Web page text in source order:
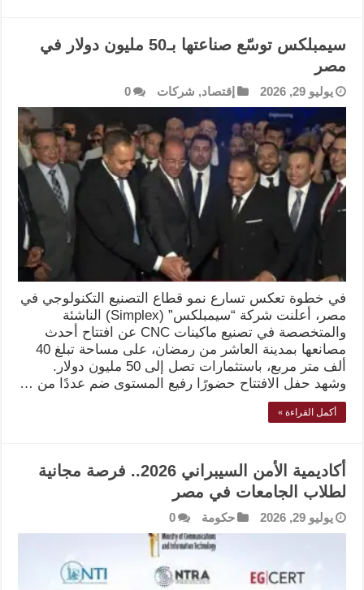
سيمبلكس توسّع صناعتها بـ50 مليون دولار في
مصر
يوليو 29, 2026 إقتصاد, شركات 0
في خطوة تعكس تسارع نمو قطاع التصنيع التكنولوجي في
مصر، أعلنت شركة “سيمبلكس” (Simplex) الناشئة
والمتخصصة في تصنيع ماكينات CNC عن افتتاح أحدث
مصانعها بمدينة العاشر من رمضان، على مساحة تبلغ 40
ألف متر مربع، باستثمارات تصل إلى 50 مليون دولار.
وشهد حفل الافتتاح حضورًا رفيع المستوى ضم عددًا من …
أكمل القراءة »
أكاديمية الأمن السيبراني 2026.. فرصة مجانية
لطلاب الجامعات في مصر
يوليو 29, 2026 حكومة 0